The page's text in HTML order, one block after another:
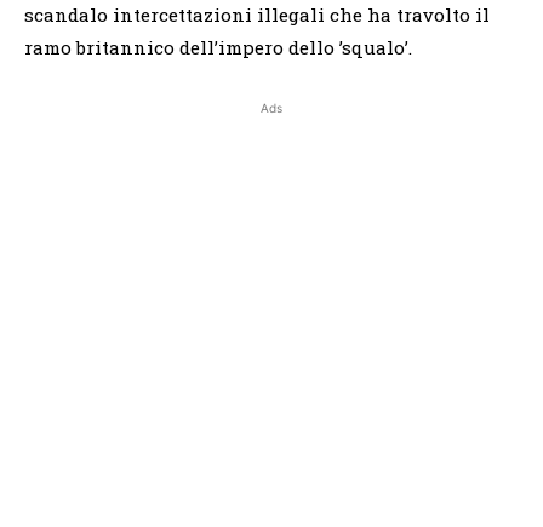
scandalo intercettazioni illegali che ha travolto il
ramo britannico dell’impero dello ’squalo’.
Ads